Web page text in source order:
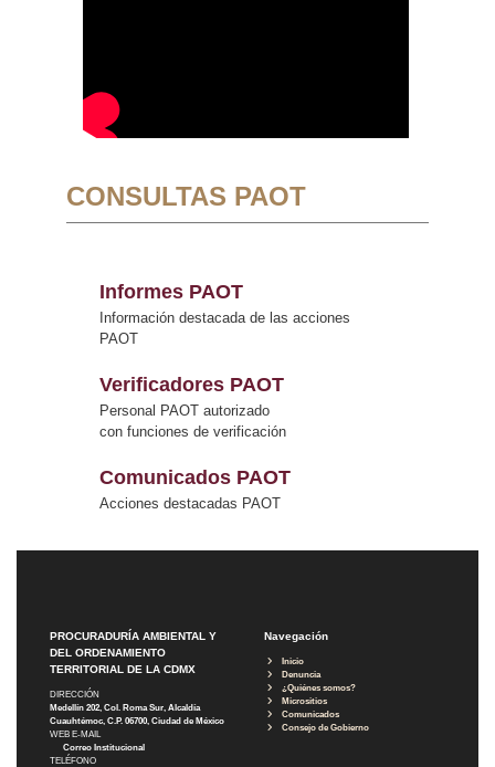
CONSULTAS PAOT
Informes PAOT
Información destacada de las acciones
PAOT
Verificadores PAOT
Personal PAOT autorizado
con funciones de verificación
Comunicados PAOT
Acciones destacadas PAOT
PROCURADURÍA AMBIENTAL Y
DEL ORDENAMIENTO
TERRITORIAL DE LA CDMX
DIRECCIÓN
Medellín 202, Col. Roma Sur, Alcaldía
Cuauhtémoc, C.P. 06700, Ciudad de México
WEB E-MAIL
Correo Institucional
TELÉFONO
Navegación
Inicio
Denuncia
¿Quiénes somos?
Micrositios
Comunicados
Consejo de Gobierno